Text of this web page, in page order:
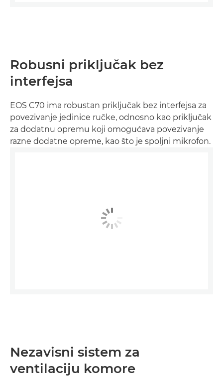
Robusni priključak bez
interfejsa
EOS C70 ima robustan priključak bez interfejsa za
povezivanje jedinice ručke, odnosno kao priključak
za dodatnu opremu koji omogućava povezivanje
razne dodatne opreme, kao što je spoljni mikrofon.
Nezavisni sistem za
ventilaciju komore